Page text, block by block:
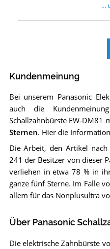
…
Kundenmeinung
Bei unserem Panasonic
auch die
Schallzahnbürste EW-DM81
Sternen. Hier die
Die Arbeit, den Artikel
241 der Besitzer von dieser
verliehen in etwa 78 % in
ganze fünf Sterne. Im Falle
allem für das Nonplusultra
Über Panasonic
Die elektrische Zahnbürste